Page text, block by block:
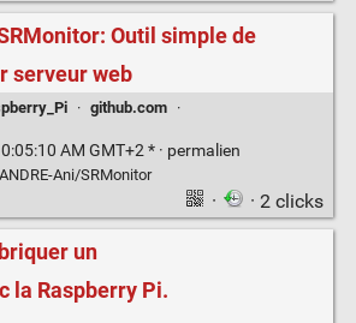
Outil simple de
serveur web
· github.com ·
AM GMT+2 * · permalien
Ani/SRMonitor
· · 2 clicks
un
la Raspberry Pi.